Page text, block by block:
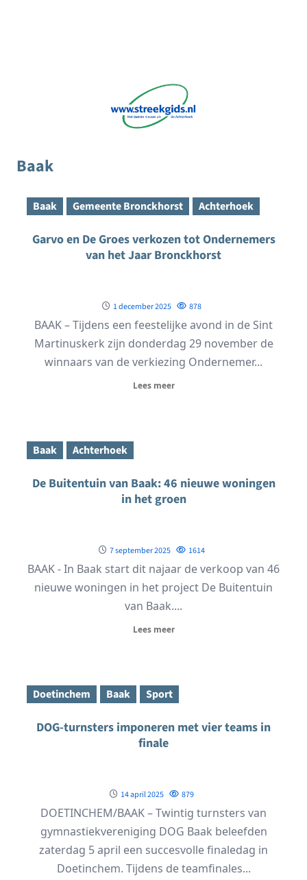
Baak
Baak Gemeente Bronckhorst Achterhoek
Garvo en De Groes verkozen tot Ondernemers
van het Jaar Bronckhorst
1 december 2025 878
BAAK – Tijdens een feestelijke avond in de Sint
Martinuskerk zijn donderdag 29 november de
winnaars van de verkiezing Ondernemer...
Lees meer
Baak Achterhoek
De Buitentuin van Baak: 46 nieuwe woningen
in het groen
7 september 2025 1614
BAAK - In Baak start dit najaar de verkoop van 46
nieuwe woningen in het project De Buitentuin
van Baak....
Lees meer
Doetinchem Baak Sport
DOG-turnsters imponeren met vier teams in
finale
14 april 2025 879
DOETINCHEM/BAAK – Twintig turnsters van
gymnastiekvereniging DOG Baak beleefden
zaterdag 5 april een succesvolle finaledag in
Doetinchem. Tijdens de teamfinales...